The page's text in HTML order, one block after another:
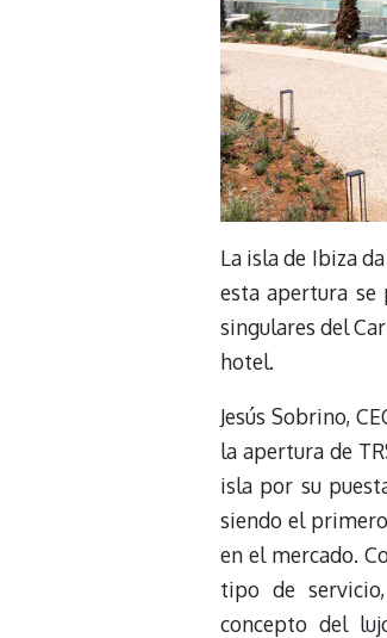
La isla de Ibiza
esta apertura se
singulares del
hotel.
Jesús Sobrino,
la apertura de
isla por su
siendo el
en el mercado.
tipo de
concepto del